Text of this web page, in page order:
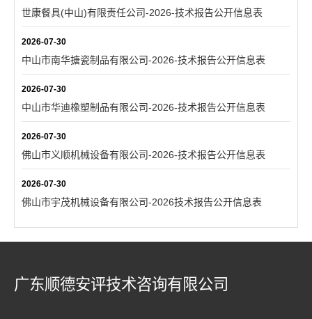
世康餐具(中山)有限责任公司-2026-技术报告公开信息表
2026-07-30
中山市南华搪瓷制品有限公司-2026-技术报告公开信息表
2026-07-30
中山市华迪橡塑制品有限公司-2026-技术报告公开信息表
2026-07-30
佛山市义顺机械设备有限公司-2026-技术报告公开信息表
2026-07-30
佛山市宇茂机械设备有限公司-2026技术报告公开信息表
广东顺德安评技术咨询有限公司